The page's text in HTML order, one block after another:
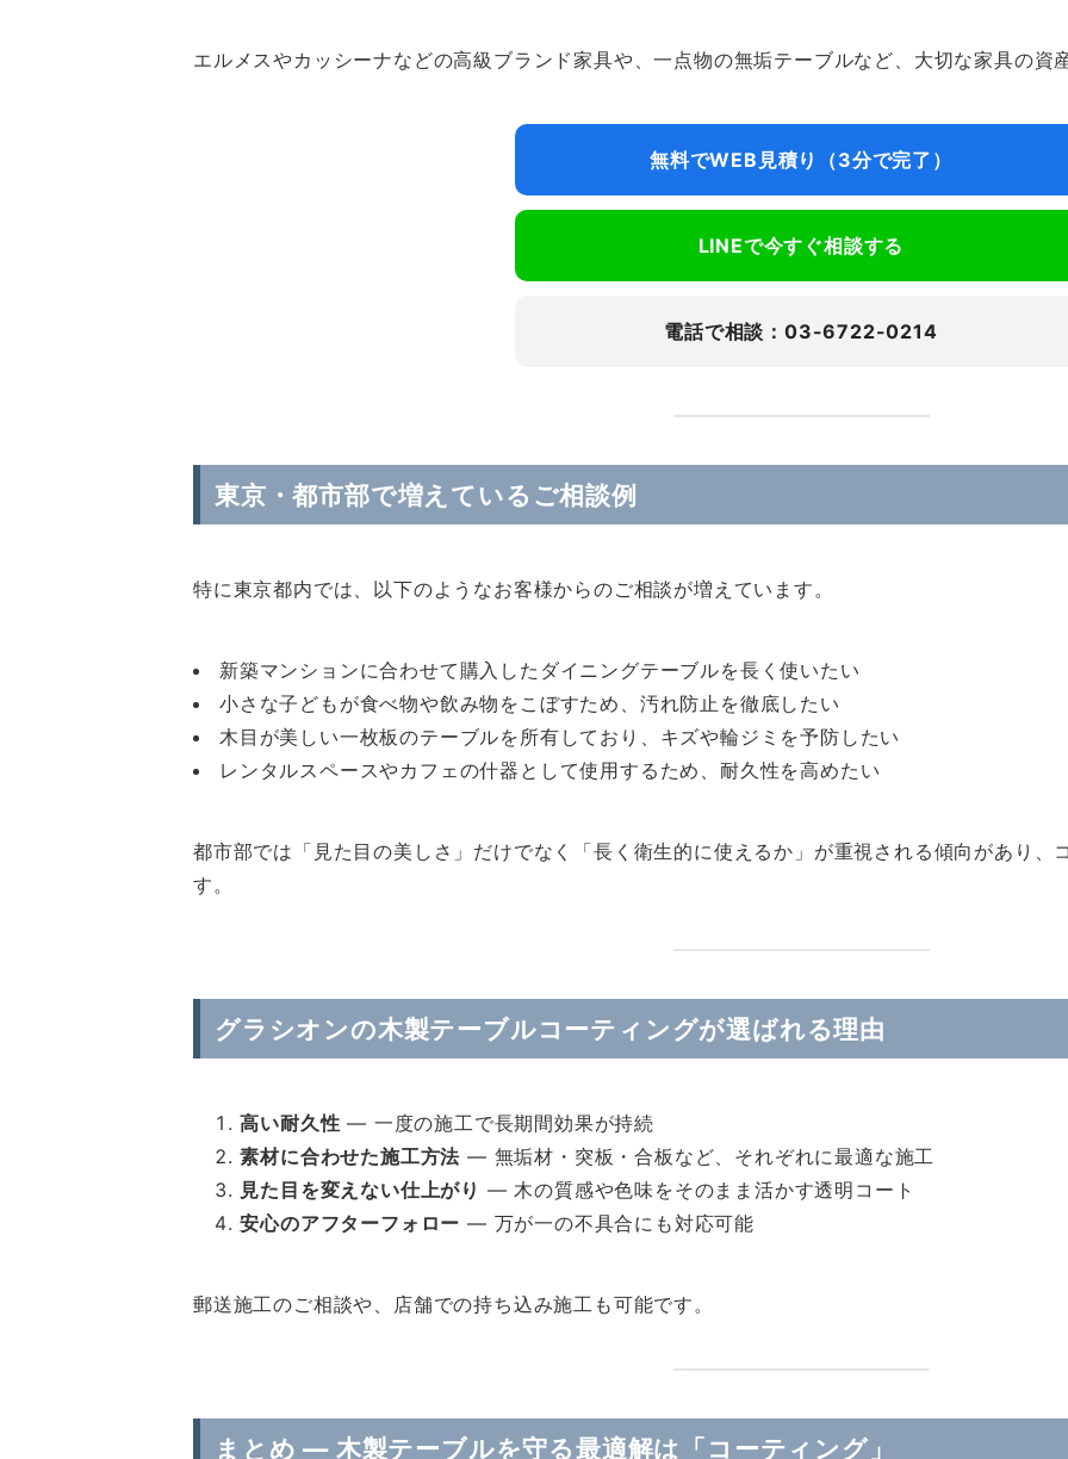
エルメスやカッシーナなどの高級ブランド家具や、一点物の無垢テーブルなど、大切な家具の資
無料でWEB見積り（3分で完了）
LINEで今すぐ相談する
電話で相談：03-6722-0214
東京・都市部で増えているご相談例
特に東京都内では、以下のようなお客様からのご相談が増えています。
新築マンションに合わせて購入したダイニングテーブルを長く使いたい
小さな子どもが食べ物や飲み物をこぼすため、汚れ防止を徹底したい
木目が美しい一枚板のテーブルを所有しており、キズや輪ジミを予防したい
レンタルスペースやカフェの什器として使用するため、耐久性を高めたい
都市部では「見た目の美しさ」だけでなく「長く衛生的に使えるか」が重視される傾向があり、
す。
グラシオンの木製テーブルコーティングが選ばれる理由
高い耐久性 ― 一度の施工で長期間効果が持続
素材に合わせた施工方法 ― 無垢材・突板・合板など、それぞれに最適な施工
見た目を変えない仕上がり ― 木の質感や色味をそのまま活かす透明コート
安心のアフターフォロー ― 万が一の不具合にも対応可能
郵送施工のご相談や、店舗での持ち込み施工も可能です。
まとめ ― 木製テーブルを守る最適解は「コーティング」